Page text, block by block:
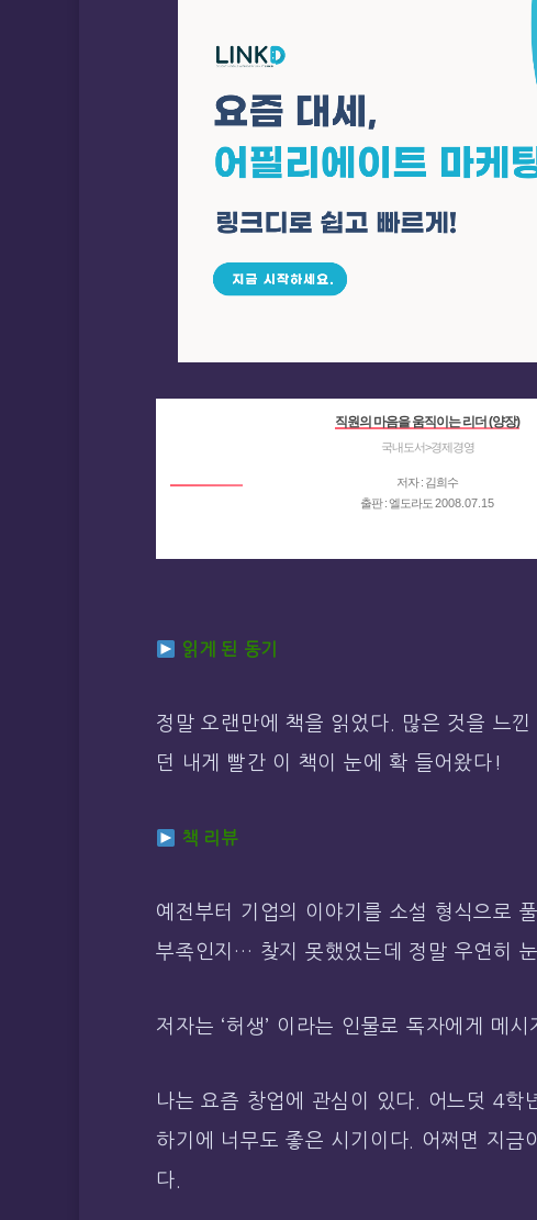
직원의 마음을 움직이는 리더 (양장)
국내도서>경제경영
저자 : 김희수
출판 : 엘도라도 2008.07.15
읽게 된 동기
정말 오랜만에 책을 읽었다. 많은 것을 느
던 내게 빨간 이 책이 눈에 확 들어왔다!
책 리뷰
예전부터 기업의 이야기를 소설 형식으로
부족인지… 찾지 못했었는데 정말 우연히
저자는 ‘허생’ 이라는 인물로 독자에게 메시
나는 요즘 창업에 관심이 있다. 어느덧 4학
하기에 너무도 좋은 시기이다. 어쩌면 지금
다.